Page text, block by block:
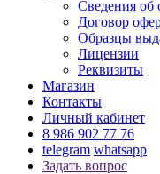
Сведения об
Договор
Образцы
Лицензии
Реквизиты
Магазин
Контакты
Личный кабинет
8 986 902 77 76
telegram whatsapp
Задать вопрос